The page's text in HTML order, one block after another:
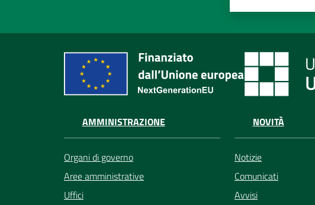
AMMINISTRAZIONE
Organi di governo
Aree amministrative
Uffici
NOVITÀ
Notizie
Comunicati
Avvisi